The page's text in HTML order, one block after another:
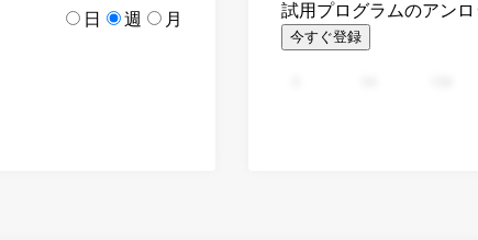
日 週 月 試用プログラムのアンロ
今すぐ登録